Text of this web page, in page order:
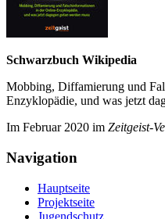
Schwarzbuch Wikipedia
Mobbing, Diffamierung und
Enzyklo­pädie, und was jetzt
Im Februar 2020 im Zeit­geist-
Navigation
Hauptseite
Projektseite
Jugendschutz